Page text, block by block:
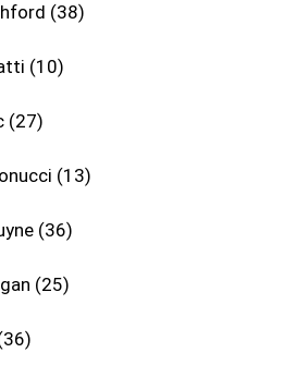
38
10
27
13
36
25
36